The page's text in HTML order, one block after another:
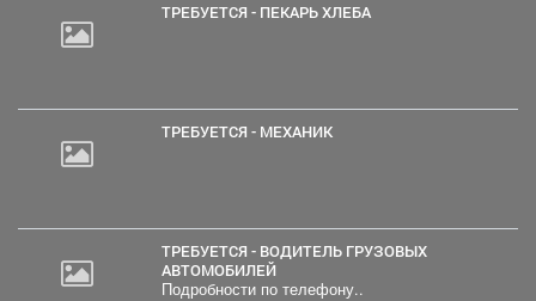
ТРЕБУЕТСЯ - ПЕКАРЬ ХЛЕБА
ТРЕБУЕТСЯ - МЕХАНИК
ТРЕБУЕТСЯ - ВОДИТЕЛЬ ГРУЗОВЫХ
АВТОМОБИЛЕЙ
Подробности по телефону..